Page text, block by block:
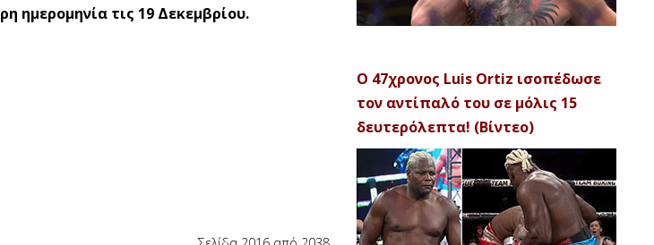
ημερομηνία τις 19 Δεκεμβρίου.
Ο 47χρονος Luis Ortiz ισοπέδωσε
τον αντίπαλό του σε μόλις 15
δευτερόλεπτα! (Βίντεο)